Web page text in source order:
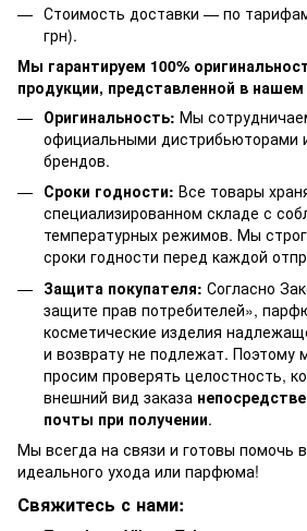
Стоимость доставки — по
грн).
Мы гарантируем 100%
продукции, представленной в нашем
Оригинальность: Мы
официальными дистрибьюторами
брендов.
Сроки годности: Все товары
специализированном складе с
температурных режимов. Мы
сроки годности перед каждой
Защита покупателя: Согласно
защите прав потребителей»,
косметические изделия
и возврату не подлежат. Поэтому
просим проверять целостность,
внешний вид заказа
почты при получении.
Мы всегда на связи и готовы помочь
идеального ухода или парфюма!
Свяжитесь с нами: